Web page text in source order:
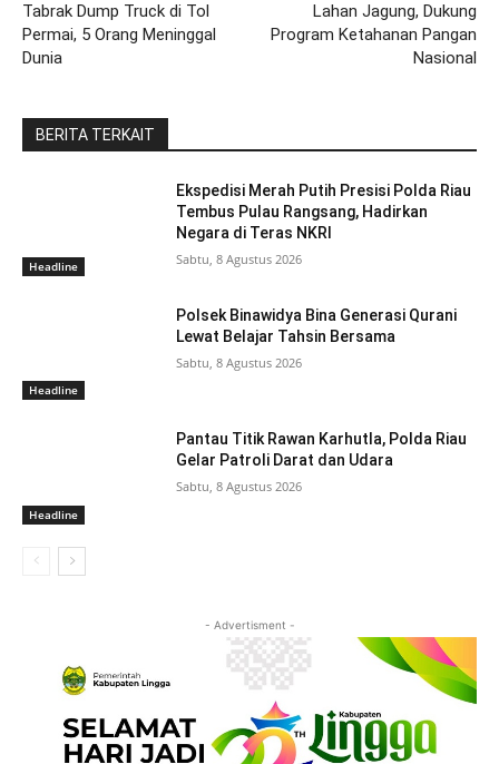
Tabrak Dump Truck di Tol
Permai, 5 Orang Meninggal
Dunia
Lahan Jagung, Dukung
Program Ketahanan Pangan
Nasional
BERITA TERKAIT
Headline
Ekspedisi Merah Putih Presisi Polda Riau
Tembus Pulau Rangsang, Hadirkan
Negara di Teras NKRI
Sabtu, 8 Agustus 2026
Headline
Polsek Binawidya Bina Generasi Qurani
Lewat Belajar Tahsin Bersama
Sabtu, 8 Agustus 2026
Headline
Pantau Titik Rawan Karhutla, Polda Riau
Gelar Patroli Darat dan Udara
Sabtu, 8 Agustus 2026
- Advertisment -